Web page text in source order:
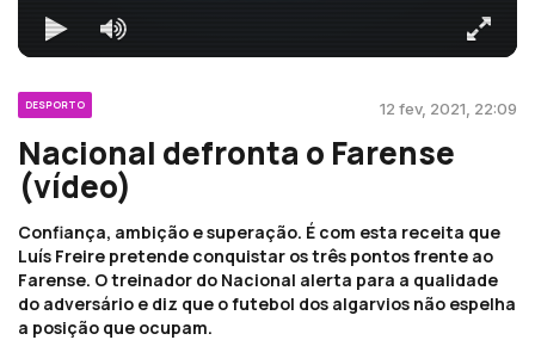
DESPORTO 12 fev, 2021, 22:09
Nacional defronta o Farense
(vídeo)
Confiança, ambição e superação. É com esta receita que
Luís Freire pretende conquistar os três pontos frente ao
Farense. O treinador do Nacional alerta para a qualidade
do adversário e diz que o futebol dos algarvios não espelha
a posição que ocupam.